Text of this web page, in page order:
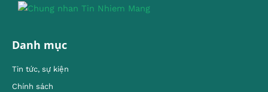
Danh mục
Tin tức, sự kiện
Chính sách